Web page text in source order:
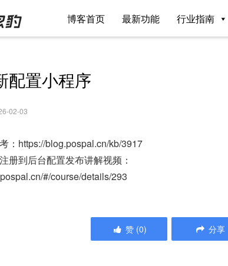
博客首页 最新功能 行业指南
配置小程序
02-03
：https://blog.pospal.cn/kb/3917
册到后台配置发布讲解视频：
#/course/details/293
赞 (0) 分享